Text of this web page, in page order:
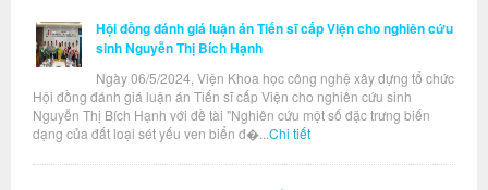
Hội đồng đánh giá luận án Tiến sĩ cấp Viện cho nghiên cứu
sinh Nguyễn Thị Bích Hạnh
Ngày 06/5/2024, Viện Khoa học công nghệ xây dựng tổ chức
Hội đồng đánh giá luận án Tiến sĩ cấp Viện cho nghiên cứu sinh
Nguyễn Thị Bích Hạnh với đề tài "Nghiên cứu một số đặc trưng biến
dạng của đất loại sét yếu ven biển đ�... Chi tiết